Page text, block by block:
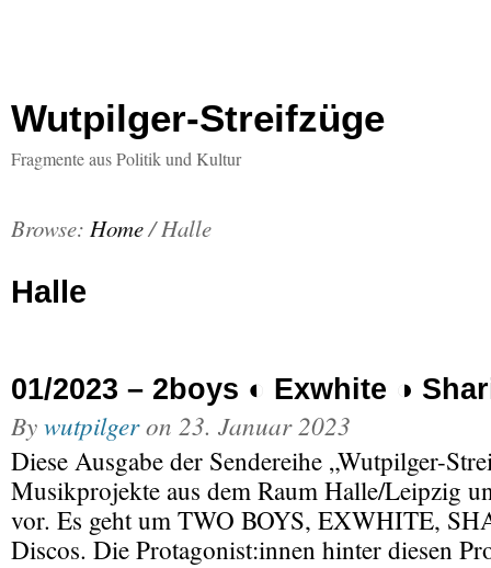
Wutpilger-Streifzüge
Fragmente aus Politik und Kultur
Browse: Home/Halle
Halle
01/2023 – 2boys ◐ Exwhite ◑
Bywutpilgeron 23. Januar 2023
Diese Ausgabe der Sendereihe „Wutpilger-
Musikprojekte aus dem Raum Halle/Leipzig
vor. Es geht um TWO BOYS, EXWHITE,
Discos. Die Protagonist:innen hinter diesen